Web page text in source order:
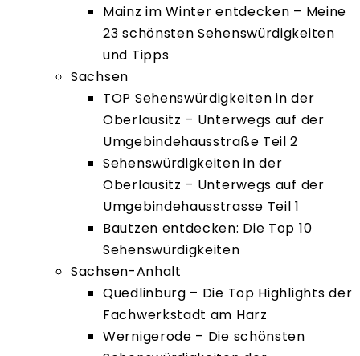
Mainz im Winter entdecken – Meine
23 schönsten Sehenswürdigkeiten
und Tipps
Sachsen
TOP Sehenswürdigkeiten in der
Oberlausitz – Unterwegs auf der
Umgebindehausstraße Teil 2
Sehenswürdigkeiten in der
Oberlausitz – Unterwegs auf der
Umgebindehausstrasse Teil 1
Bautzen entdecken: Die Top 10
Sehenswürdigkeiten
Sachsen-Anhalt
Quedlinburg – Die Top Highlights der
Fachwerkstadt am Harz
Wernigerode – Die schönsten